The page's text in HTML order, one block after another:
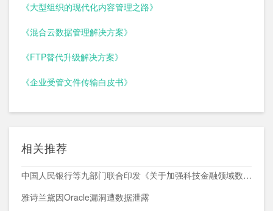
《大型组织的现代化内容管理之路》
《混合云数据管理解决方案》
《FTP替代升级解决方案》
《企业受管文件传输白皮书》
相关推荐
中国人民银行等九部门联合印发《关于加强科技金融领域数据开发利用的通知》
雅诗兰黛因Oracle漏洞遭数据泄露